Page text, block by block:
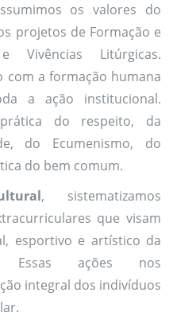
os valores do
projetos de Formação e
Vivências Litúrgicas.
com a formação humana
a ação institucional.
do respeito, da
do Ecumenismo, do
do bem comum.
, sistematizamos
que visam
esportivo e artístico da
Essas ações nos
integral dos indivíduos